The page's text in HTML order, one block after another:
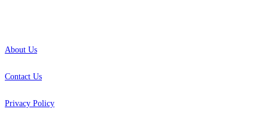
About Us
Contact Us
Privacy Policy